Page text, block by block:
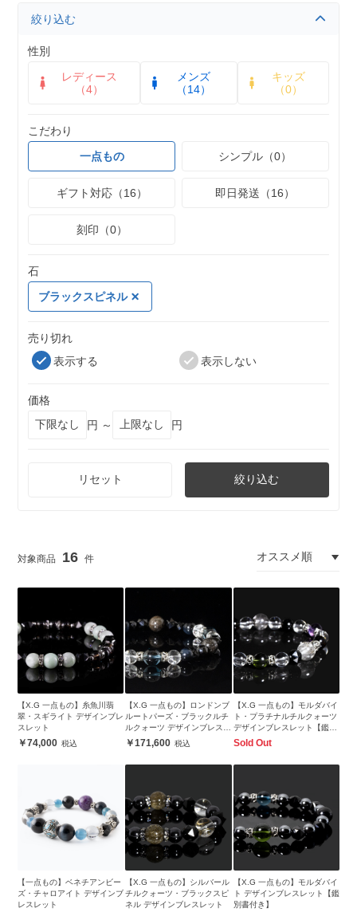
絞り込む
性別
レディース
（4）
メンズ
（14）
キッズ
（0）
こだわり
一点もの
シンプル（0）
ギフト対応（16） 即日発送（16）
刻印（0）
石
ブラックスピネル
売り切れ
表示する
表示しない
価格
円 ～
円
リセット 絞り込む
16
【X.G 一点もの】糸魚川翡
翠・スギライト デザインブレ
スレット
74,000
【X.G 一点もの】ロンドンブ
ルートパーズ・ブラックルチ
ルクォーツ デザインブレスレ
ット171,600
【X.G 一点もの】モルダバイ
ト・プラチナルチルクォーツ
デザインブレスレット【鑑別
書付き】
Sold Out
【一点もの】ベネチアンビー
ズ・チャロアイト デザインブ
レスレット
【X.G 一点もの】シルバール
チルクォーツ・ブラックスピ
ネル デザインブレスレット
【X.G 一点もの】モルダバイ
ト デザインブレスレット【鑑
別書付き】